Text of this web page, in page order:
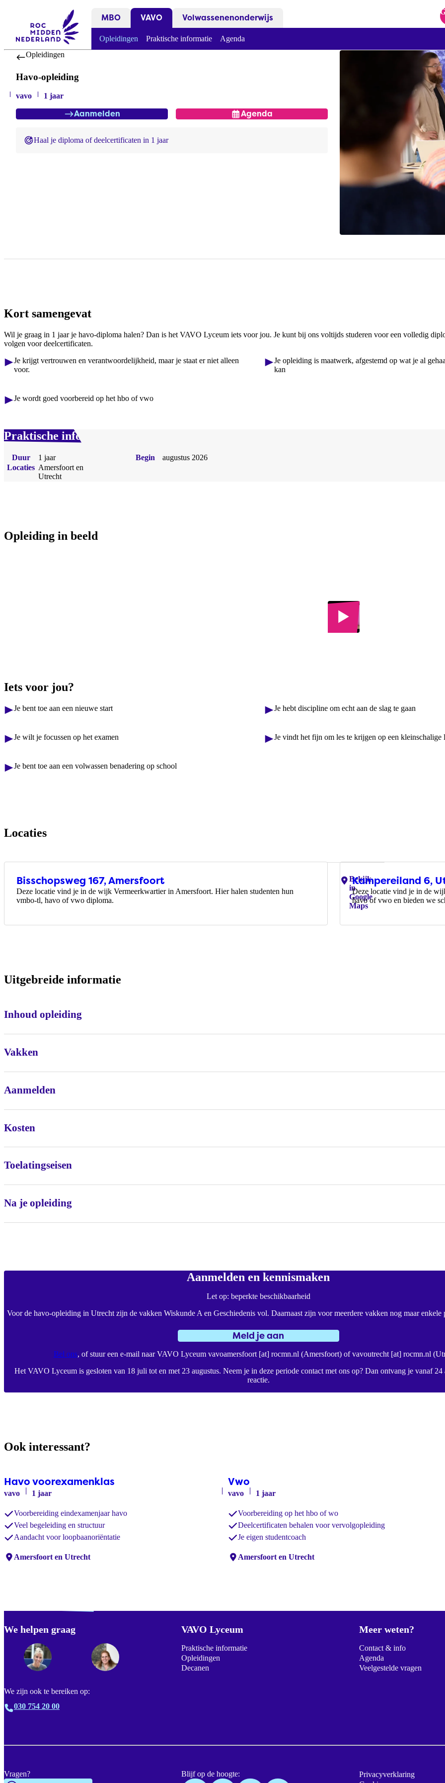
MBO VAVO Volwassenenonderwijs
Opleidingen Praktische informatie Agenda
Opleidingen
Havo-opleiding
vavo 1 jaar
Aanmelden Agenda
Haal je diploma of deelcertificaten in 1 jaar
Kort samengevat
Wil je graag in 1 jaar je havo-diploma halen? Dan is het VAVO Lyceum iets voor jou. Je kunt bij ons voltijds studeren voor een volledig
volgen voor deelcertificaten.
Je krijgt vertrouwen en verantwoordelijkheid, maar je staat er niet alleen
voor.
Je wordt goed voorbereid op het hbo of vwo
Je opleiding is maatwerk, afgestemd op wat je al
kan
Praktische info
Duur
1 jaar
Locaties Amersfoort en
Utrecht
Begin augustus 2026
Opleiding in beeld
Iets voor jou?
Je bent toe aan een nieuwe start
Je wilt je focussen op het examen
Je bent toe aan een volwassen benadering op school
Je hebt discipline om echt aan de slag te gaan
Je vindt het fijn om les te krijgen op een kleinschalige
Locaties
Bisschopsweg 167, Amersfoort
Deze locatie vind je in de wijk Vermeerkwartier in Amersfoort. Hier halen studenten hun
vmbo-tl, havo of vwo diploma.
Locaties:
Bekijk
in
Google
Maps
Kampereiland 6,
Deze locatie vind je in de
havo of vwo en bieden we
Uitgebreide informatie
Inhoud opleiding
Vakken
Aanmelden
Kosten
Toelatingseisen
Na je opleiding
Aanmelden en kennismaken
Let op: beperkte beschikbaarheid
Voor de havo-opleiding in Utrecht zijn de vakken Wiskunde A en Geschiedenis vol. Daarnaast zijn voor meerdere vakken nog maar enkele
Meld je aan
Bel ons, of stuur een e-mail naar VAVO Lyceum vavoamersfoort[at] rocmn.nl (Amersfoort)ofvavoutrecht[at] rocmn.nl
Het VAVO Lyceum is gesloten van 18 juli tot en met 23 augustus. Neem je in deze periode contact met ons op? Dan ontvang je vanaf 24
reactie.
Ook interessant?
Havo voorexamenklas
vavo 1 jaar
Voorbereiding eindexamenjaar havo
Veel begeleiding en structuur
Aandacht voor loopbaanoriëntatie
Locaties:
Amersfoort en Utrecht
Vwo
vavo 1 jaar
Voorbereiding op het hbo of wo
Deelcertificaten behalen voor vervolgopleiding
Je eigen studentcoach
Locaties:
Amersfoort en Utrecht
We helpen graag
We zijn ook te bereiken op:
030 754 20 00
VAVO Lyceum
Praktische informatie
Opleidingen
Decanen
Meer weten?
Contact & info
Agenda
Veelgestelde vragen
Vragen? Blijf op de hoogte:
Footer
Privacyverklaring